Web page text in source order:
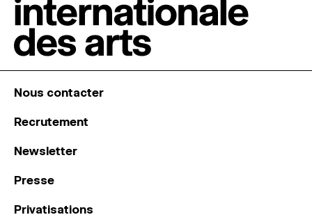
Nous contacter
Recrutement
Newsletter
Presse
Privatisations